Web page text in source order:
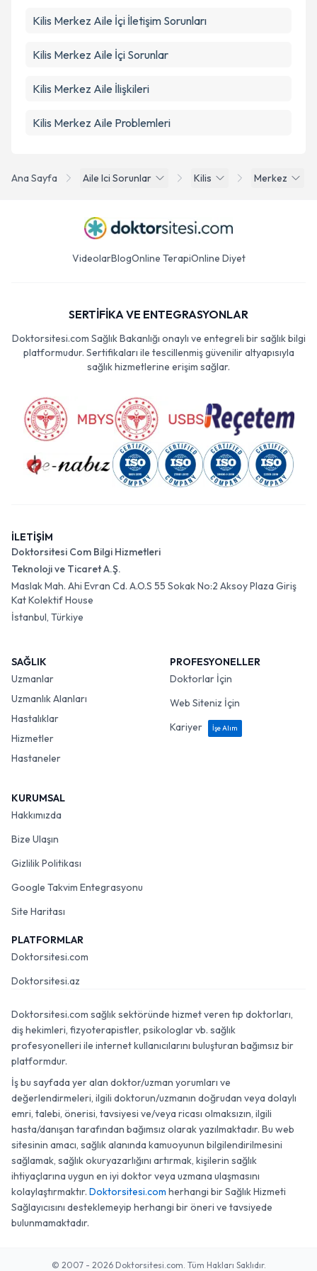
Ana Sayfa Aile Ici Sorunlar Kilis Merkez
Kilis Merkez Aile İçi İletişim Sorunları
Kilis Merkez Aile İçi Sorunlar
Kilis Merkez Aile İlişkileri
Kilis Merkez Aile Problemleri
VideolarBlogOnline TerapiOnline Diyet
SERTİFİKA VE ENTEGRASYONLAR
Doktorsitesi.com Sağlık Bakanlığı onaylı ve entegreli bir sağlık bilgi
platformudur. Sertifikaları ile tescillenmiş güvenilir altyapısıyla
sağlık hizmetlerine erişim sağlar.
İLETİŞİM
Doktorsitesi Com Bilgi Hizmetleri
Teknoloji ve Ticaret A.Ş.
Maslak Mah. Ahi Evran Cd. A.O.S 55 Sokak No:2 Aksoy Plaza Giriş
Kat Kolektif House
İstanbul, Türkiye
SAĞLIK
Uzmanlar
Uzmanlık Alanları
Hastalıklar
Hizmetler
Hastaneler
PROFESYONELLER
Doktorlar İçin
Web Siteniz İçin
Kariyer
İşe Alım
KURUMSAL
Hakkımızda
Bize Ulaşın
Gizlilik Politikası
Google Takvim Entegrasyonu
Site Haritası
PLATFORMLAR
Doktorsitesi.com
Doktorsitesi.az
Doktorsitesi.com sağlık sektöründe hizmet veren tıp doktorları,
diş hekimleri, fizyoterapistler, psikologlar vb. sağlık
profesyonelleri ile internet kullanıcılarını buluşturan bağımsız bir
platformdur.
İş bu sayfada yer alan doktor/uzman yorumları ve
değerlendirmeleri, ilgili doktorun/uzmanın doğrudan veya dolaylı
emri, talebi, önerisi, tavsiyesi ve/veya ricası olmaksızın, ilgili
hasta/danışan tarafından bağımsız olarak yazılmaktadır. Bu web
sitesinin amacı, sağlık alanında kamuoyunun bilgilendirilmesini
sağlamak, sağlık okuryazarlığını artırmak, kişilerin sağlık
ihtiyaçlarına uygun en iyi doktor veya uzmana ulaşmasını
kolaylaştırmaktır. Doktorsitesi.com herhangi bir Sağlık Hizmeti
Sağlayıcısını desteklemeyip herhangi bir öneri ve tavsiyede
bulunmamaktadır.
© 2007 - 2026 Doktorsitesi.com. Tüm Hakları Saklıdır.